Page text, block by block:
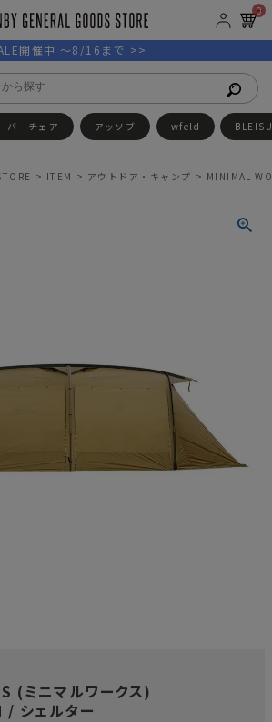
0
開催中 ～8/16まで >>
バーチェア アッソブ wfeld
ITEM アウトドア・キャンプ MINIMAL
(ミニマルワークス)
シェルター